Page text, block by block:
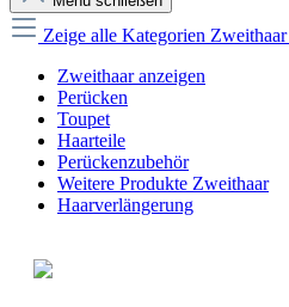
Zeige alle Kategorien Zweithaar
Zweithaar anzeigen
Perücken
Toupet
Haarteile
Perückenzubehör
Weitere Produkte Zweithaar
Haarverlängerung